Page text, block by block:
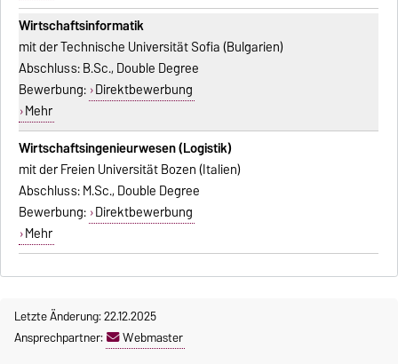
Wirtschaftsinformatik
mit der Technische Universität Sofia (Bulgarien)
Abschluss: B.Sc., Double Degree
Bewerbung: Direktbewerbung
Mehr
Wirtschaftsingenieurwesen (Logistik)
mit der Freien Universität Bozen (Italien)
Abschluss: M.Sc., Double Degree
Bewerbung: Direktbewerbung
Mehr
Letzte Änderung: 22.12.2025
Ansprechpartner:
Webmaster